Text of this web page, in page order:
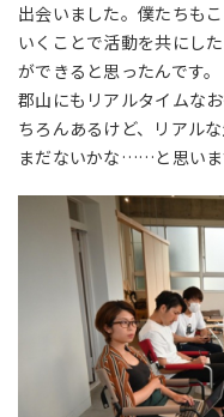
出会いました。僕たちも
いくことで活動を共にし
ができると思ったんです。
郡山にもリアルタイムな
ちろんあるけど、リアル
まだないかな……と思いま